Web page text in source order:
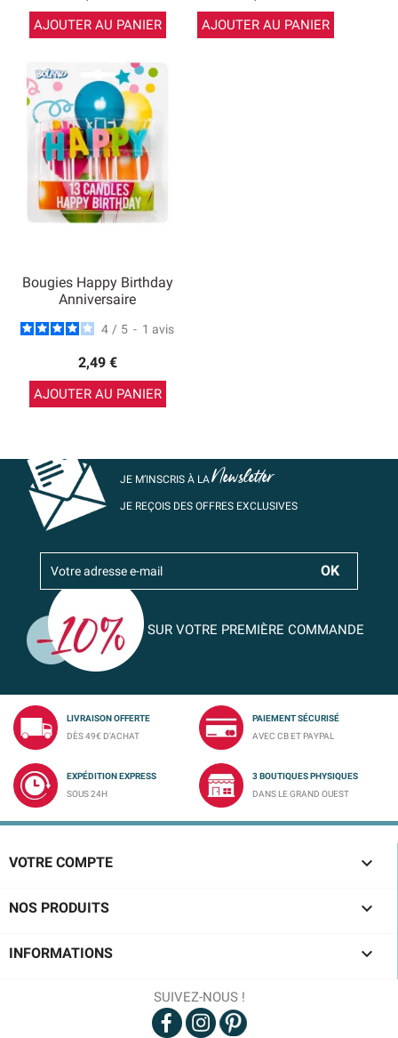
AJOUTER AU PANIER AJOUTER AU PANIER
Bougies Happy Birthday
Anniversaire
4 / 5 - 1 avis
2,49 €
AJOUTER AU PANIER
JE M’INSCRIS À LANewsletter
JE REÇOIS DES OFFRES EXCLUSIVES
SUR VOTRE PREMIÈRE COMMANDE
LIVRAISON OFFERTE
DÈS 49€ D'ACHAT
PAIEMENT SÉCURISÉ
AVEC CB ET PAYPAL
EXPÉDITION EXPRESS
SOUS 24H
3 BOUTIQUES PHYSIQUES
DANS LE GRAND OUEST
VOTRE COMPTE 
NOS PRODUITS 
INFORMATIONS 
SUIVEZ-NOUS !